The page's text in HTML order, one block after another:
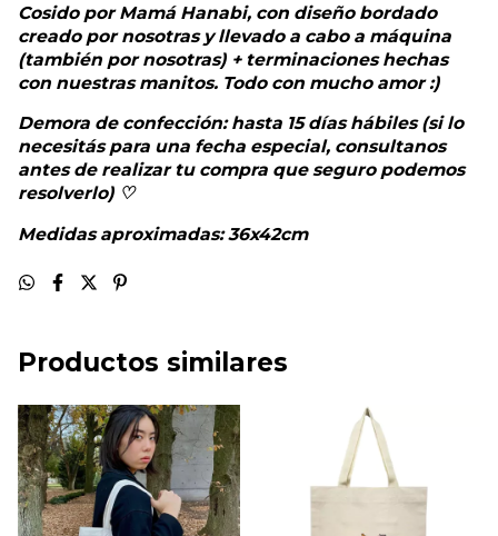
Cosido por Mamá Hanabi, con diseño bordado
creado por nosotras y llevado a cabo a máquina
(también por nosotras) + terminaciones hechas
con nuestras manitos. Todo con mucho amor :)
Demora de confección: hasta 15 días hábiles (si lo
necesitás para una fecha especial, consultanos
antes de realizar tu compra que seguro podemos
resolverlo) ♡
Medidas aproximadas: 36x42cm
Productos similares